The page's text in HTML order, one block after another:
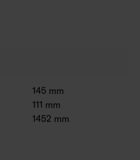
145 mm
111 mm
1452 mm